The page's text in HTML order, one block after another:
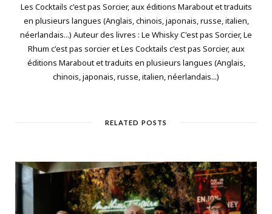
Les Cocktails c'est pas Sorcier, aux éditions Marabout et traduits
en plusieurs langues (Anglais, chinois, japonais, russe, italien,
néerlandais...) Auteur des livres : Le Whisky C'est pas Sorcier, Le
Rhum c'est pas sorcier et Les Cocktails c'est pas Sorcier, aux
éditions Marabout et traduits en plusieurs langues (Anglais,
chinois, japonais, russe, italien, néerlandais...)
RELATED POSTS